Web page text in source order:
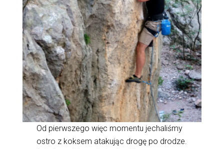
Od pierwszego więc momentu jechaliśmy
ostro z koksem atakując drogę po drodze.